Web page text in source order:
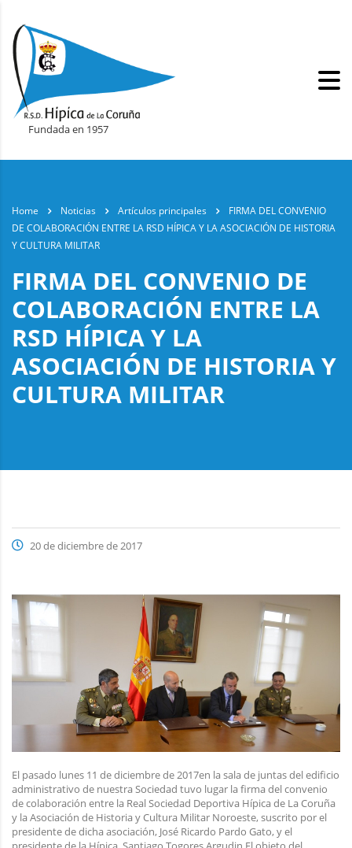
Fundada en 1957
Home Noticias Artículos principales
FIRMA DEL CONVENIO
DE COLABORACIÓN ENTRE LA RSD HÍPICA Y LA ASOCIACIÓN DE HISTORIA
Y CULTURA MILITAR
FIRMA DEL CONVENIO DE
COLABORACIÓN ENTRE LA
RSD HÍPICA Y LA
ASOCIACIÓN DE HISTORIA Y
CULTURA MILITAR
20 de diciembre de 2017
El pasado lunes 11 de diciembre de 2017en la sala de juntas del edificio
administrativo de nuestra Sociedad tuvo lugar la firma del convenio
de colaboración entre la Real Sociedad Deportiva Hípica de La Coruña
y la Asociación de Historia y Cultura Militar Noroeste, suscrito por el
presidente de dicha asociación, José Ricardo Pardo Gato, y el